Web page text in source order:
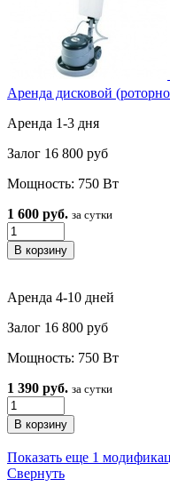
Аренда дисковой
Аренда 1-3 дня
Залог 16 800 руб
Мощность: 750 Вт
1 600 руб. за сутки
Аренда 4-10 дней
Залог 16 800 руб
Мощность: 750 Вт
1 390 руб. за сутки
Показать еще 1
Свернуть